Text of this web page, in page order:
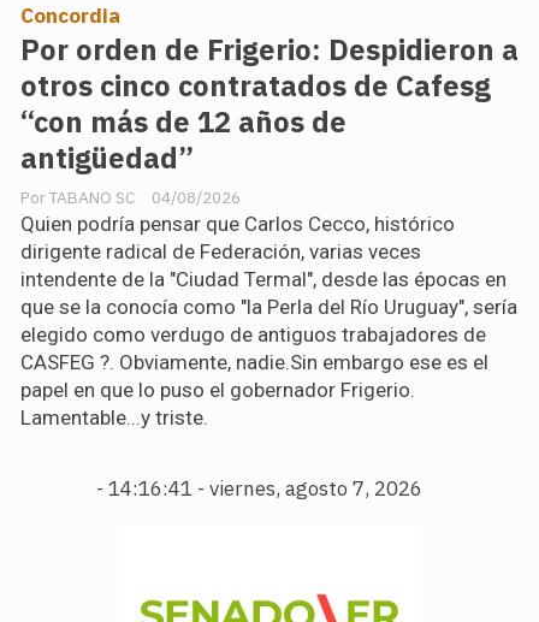
Por orden de Frigerio: Despidieron a
otros cinco contratados de Cafesg
“con más de 12 años de
antigüedad”
TABANO SC
Concordia
04/08/2026
Quien podría pensar que Carlos Cecco, histórico
dirigente radical de Federación, varias veces
intendente de la "Ciudad Termal", desde las épocas en
que se la conocía como "la Perla del Río Uruguay", sería
elegido como verdugo de antiguos trabajadores de
CASFEG ?. Obviamente, nadie.Sin embargo ese es el
papel en que lo puso el gobernador Frigerio.
Lamentable...y triste.
- 14:16:42 - viernes, agosto 7, 2026